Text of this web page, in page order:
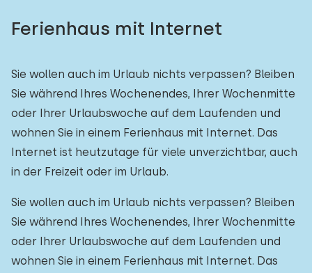
Ferienhaus mit Internet
Sie wollen auch im Urlaub nichts verpassen? Bleiben
Sie während Ihres Wochenendes, Ihrer Wochenmitte
oder Ihrer Urlaubswoche auf dem Laufenden und
wohnen Sie in einem Ferienhaus mit Internet. Das
Internet ist heutzutage für viele unverzichtbar, auch
in der Freizeit oder im Urlaub.
Sie wollen auch im Urlaub nichts verpassen? Bleiben
Sie während Ihres Wochenendes, Ihrer Wochenmitte
oder Ihrer Urlaubswoche auf dem Laufenden und
wohnen Sie in einem Ferienhaus mit Internet. Das